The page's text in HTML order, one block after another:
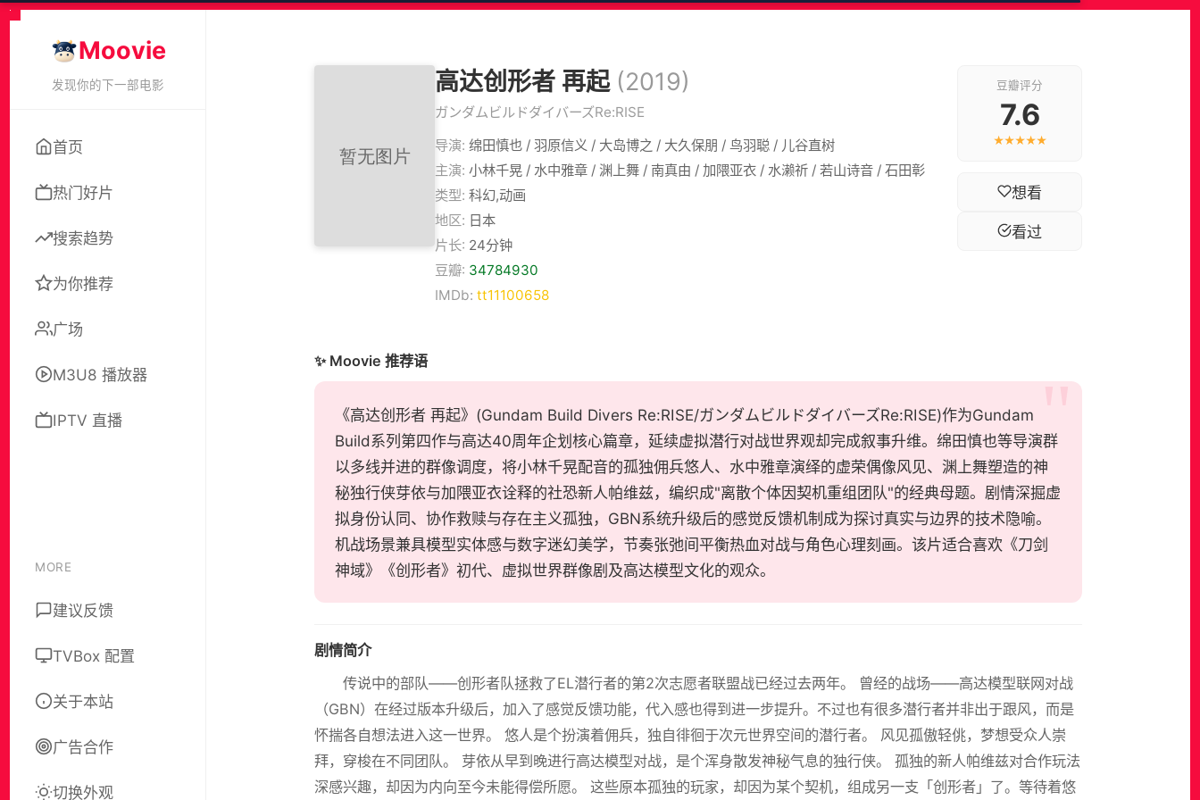
Moovie
发现你的下一部电影
首页
热门好片
搜索趋势
为你推荐
广场
M3U8 播放器
IPTV 直播
MORE
建议反馈
TVBox 配置
关于本站
广告合作
切换外观
高达创形者 再起 (2019)
ガンダムビルドダイバーズRe:RISE
导演: 绵田慎也 / 羽原信义 / 大岛博之 / 大久保朋 / 鸟羽聪 / 儿谷直树
主演: 小林千晃 / 水中雅章 / 渊上舞 / 南真由 / 加隈亚衣 / 水濑祈 / 若山诗音 / 石田彰
类型: 科幻,动画
地区: 日本
片长: 24分钟
豆瓣: 34784930
IMDb: tt11100658
豆瓣评分
7.6
★★★★★
想看
看过
✨ Moovie 推荐语
《高达创形者 再起》(Gundam Build Divers Re:RISE/ガンダムビルドダイバーズRe:RISE)作为Gundam
Build系列第四作与高达40周年企划核心篇章，延续虚拟潜行对战世界观却完成叙事升维。绵田慎也等导演群
以多线并进的群像调度，将小林千晃配音的孤独佣兵悠人、水中雅章演绎的虚荣偶像风见、渊上舞塑造的神
秘独行侠芽依与加隈亚衣诠释的社恐新人帕维兹，编织成"离散个体因契机重组团队"的经典母题。剧情深掘虚
拟身份认同、协作救赎与存在主义孤独，GBN系统升级后的感觉反馈机制成为探讨真实与边界的技术隐喻。
机战场景兼具模型实体感与数字迷幻美学，节奏张弛间平衡热血对战与角色心理刻画。该片适合喜欢《刀剑
神域》《创形者》初代、虚拟世界群像剧及高达模型文化的观众。
剧情简介
传说中的部队——创形者队拯救了EL潜行者的第2次志愿者联盟战已经过去两年。 曾经的战场——高达模型联网对战
（GBN）在经过版本升级后，加入了感觉反馈功能，代入感也得到进一步提升。不过也有很多潜行者并非出于跟风，而是
怀揣各自想法进入这一世界。 悠人是个扮演着佣兵，独自徘徊于次元世界空间的潜行者。 风见孤傲轻佻，梦想受众人崇
拜，穿梭在不同团队。 芽依从早到晚进行高达模型对战，是个浑身散发神秘气息的独行侠。 孤独的新人帕维兹对合作玩法
深感兴趣，却因为内向至今未能得偿所愿。 这些原本孤独的玩家，却因为某个契机，组成另一支「创形者」了。等待着悠